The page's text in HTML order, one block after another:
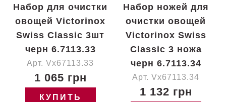
Набор для очистки
овощей Victorinox
Swiss Classic 3шт
черн 6.7113.33
Арт. Vx67113.33
1 065 грн
КУПИТЬ
Набор ножей для
очистки овощей
Victorinox Swiss
Classic 3 ножа
черн 6.7113.34
Арт. Vx67113.34
1 132 грн